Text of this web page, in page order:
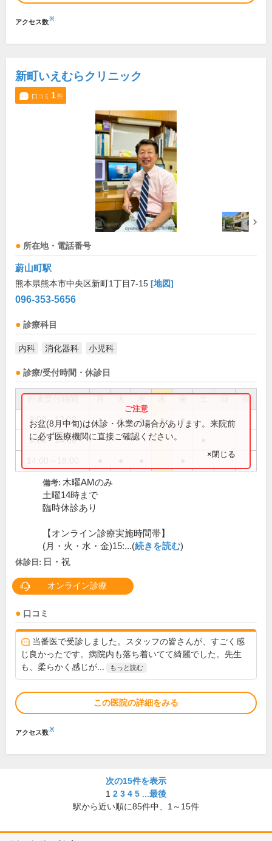
アクセス数※
新町いえむらクリニック
口コミ 1件
所在地・電話番号
蔚山町駅
熊本県熊本市中央区新町1丁目7-15 [地図]
096-353-5656
診療科目
内科 消化器科 小児科
診療/受付時間・休診日
祝
9:00～12:00 ● ● ● ● ●
9:00～14:00
お盆(8月中旬)は休診・休業の場合があります。来院前
に必ず医療機関に直接ご確認ください。
×閉じる
備考: 木曜AMのみ
土曜14時まで
臨時休診あり
【オンライン診療実施時間帯】
(月・火・水・金)15:...(続きを読む)
休診日: 日・祝
オンライン診療
口コミ
当番医で受診しました。スタッフの皆さんが、すごく感
じ良かったです。病院内も落ち着いてて綺麗でした。先生
も、柔らかく感じが...
もっと読む
この医院の詳細をみる
アクセス数※
次の15件を表示
1 2 3 4 5
最後
駅から近い順に85件中、 1～15件